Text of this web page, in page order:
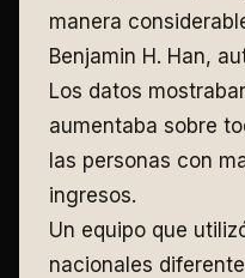
manera
Benjamin H. Han,
Los datos
aumentaba sobre
las personas con
ingresos.
Un equipo que
nacionales